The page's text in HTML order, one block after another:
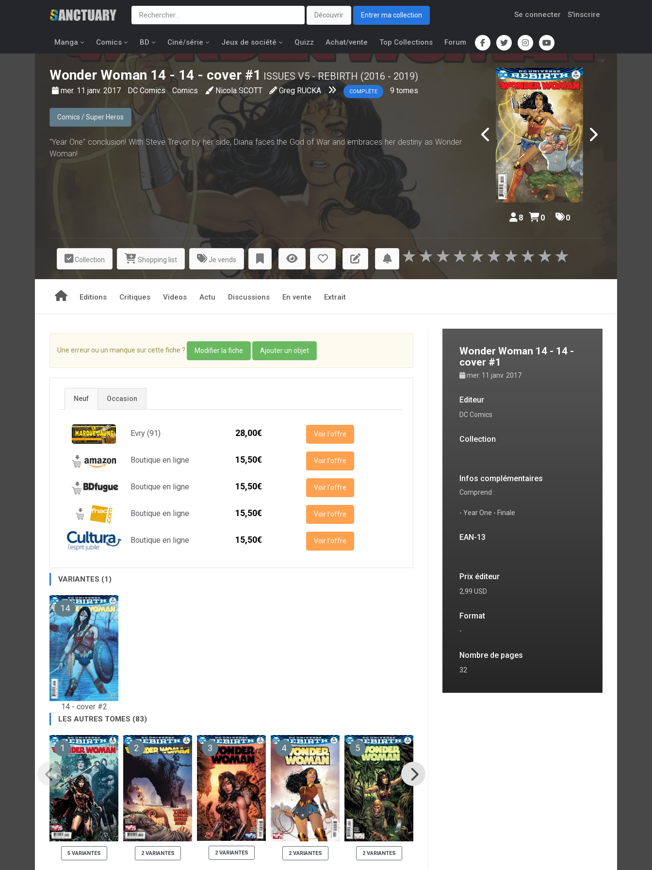
Découvrir Entrer ma collection Se connecter S'inscrire
Manga Comics BD Ciné/série Jeux de société Quizz Achat/vente Top Collections Forum
Wonder Woman 14 - 14 - cover #1 ISSUES V5 - REBIRTH (2016 - 2019)
mer. 11 janv. 2017 DC Comics Comics Nicola SCOTT Greg RUCKA COMPLÈTE 9 tomes
Comics / Super Heros
"Year One" conclusion! With Steve Trevor by her side, Diana faces the God of War and embraces her destiny as Wonder
Woman!
8 0 0
Collection Shopping list Je vends ★
★
★
★
★
★
★
★
★
★
Editions Critiques Videos Actu Discussions En vente Extrait
Une erreur ou un manque sur cette fiche ? Modifier la fiche Ajouter un objet
Neuf Occasion
Evry (91) 28,00€ Voir l'offre
Boutique en ligne 15,50€ Voir l'offre
Boutique en ligne 15,50€ Voir l'offre
Boutique en ligne 15,50€ Voir l'offre
Boutique en ligne 15,50€ Voir l'offre
VARIANTES (1)
14 - cover #2
14
LES AUTRES TOMES (83)
5 VARIANTES
1
2 VARIANTES
2
2 VARIANTES
3
2 VARIANTES
4
2 VARIANTES
5
Wonder Woman 14 - 14 -
cover #1
mer. 11 janv. 2017
Editeur
DC Comics
Collection
Infos complémentaires
Comprend :
- Year One - Finale
EAN-13
Prix éditeur
2,99 USD
Format
-
Nombre de pages
32